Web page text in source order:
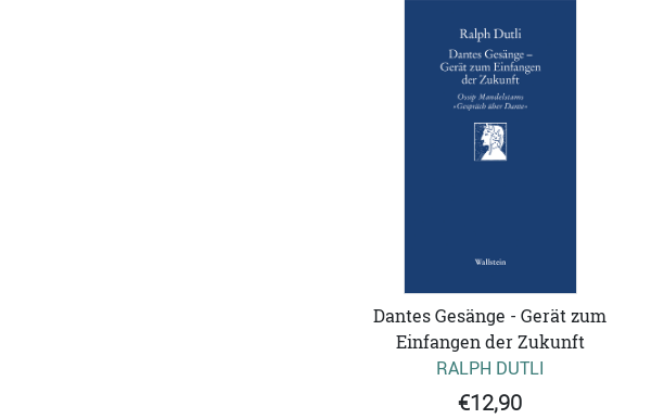
Dantes Gesänge - Gerät zum
Einfangen der Zukunft
RALPH DUTLI
€12,90